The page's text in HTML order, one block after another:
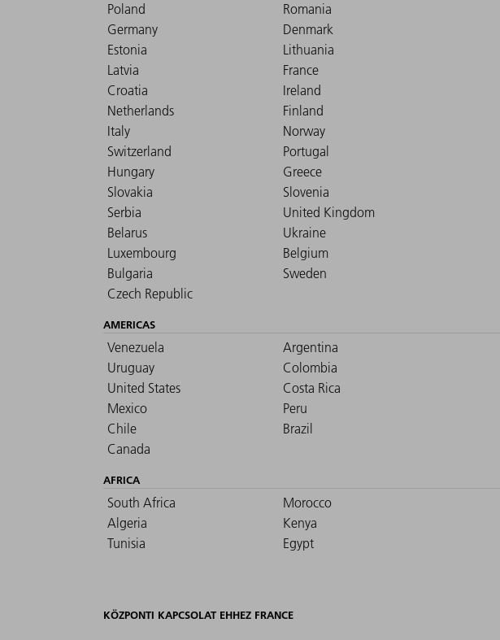
Poland
Romania
Germany
Denmark
Estonia
Lithuania
Latvia
France
Croatia
Ireland
Netherlands
Finland
Italy
Norway
Switzerland
Portugal
Hungary
Greece
Slovakia
Slovenia
Serbia
United Kingdom
Belarus
Ukraine
Luxembourg
Belgium
Bulgaria
Sweden
Czech Republic
AMERICAS
Venezuela
Argentina
Uruguay
Colombia
United States
Costa Rica
Mexico
Peru
Chile
Brazil
Canada
AFRICA
South Africa
Morocco
Algeria
Kenya
Tunisia
Egypt
KÖZPONTI KAPCSOLAT EHHEZ FRANCE